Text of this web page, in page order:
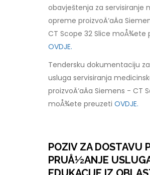
obavještenja za servisiranje
opreme proizvoÄ‘aÄa
CT Scope 32 Slice moÅ¾ete
OVDJE.
Tendersku dokumentaciju
usluga servisiranja
proizvoÄ‘aÄa Siemens - CT
moÅ¾ete preuzetiOVDJE.
POZIV ZA DOSTAVU
PRUÅ½ANJE